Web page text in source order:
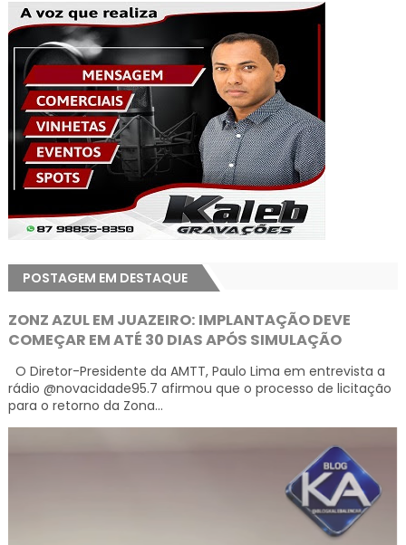
POSTAGEM EM DESTAQUE
ZONZ AZUL EM JUAZEIRO: IMPLANTAÇÃO DEVE
COMEÇAR EM ATÉ 30 DIAS APÓS SIMULAÇÃO
O Diretor-Presidente da AMTT, Paulo Lima em entrevista a
rádio @novacidade95.7 afirmou que o processo de licitação
para o retorno da Zona...